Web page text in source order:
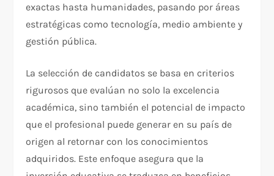
exactas hasta humanidades, pasando por áreas
estratégicas como tecnología, medio ambiente y
gestión pública.
La selección de candidatos se basa en criterios
rigurosos que evalúan no solo la excelencia
académica, sino también el potencial de impacto
que el profesional puede generar en su país de
origen al retornar con los conocimientos
adquiridos. Este enfoque asegura que la